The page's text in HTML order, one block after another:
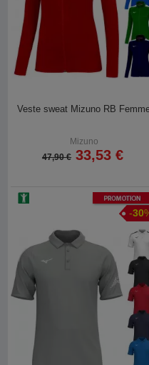
Veste sweat Mizuno RB
Mizuno
47,90 € 33,53 €
Promotion
-30